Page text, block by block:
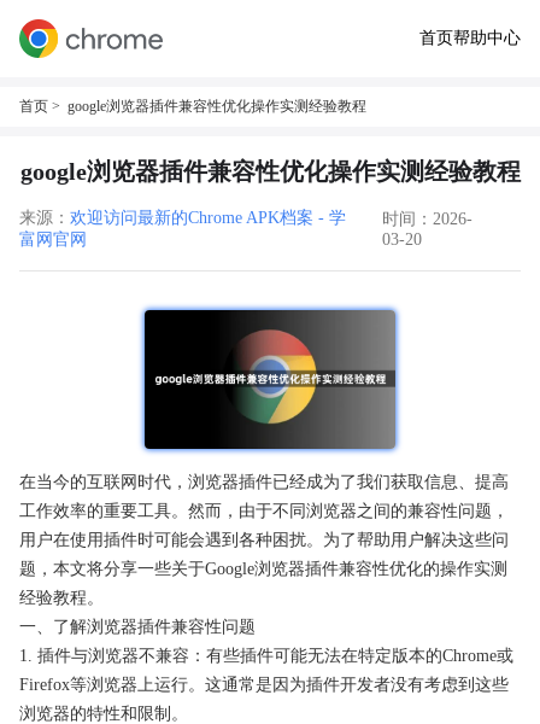
首页帮助中心
首页 > google浏览器插件兼容性优化操作实测经验教程
google浏览器插件兼容性优化操作实测经验教程
来源： 欢迎访问最新的Chrome APK档案 - 学
富网官网
时间：2026-
03-20
在当今的互联网时代，浏览器插件已经成为了我们获取信息、提高
工作效率的重要工具。然而，由于不同浏览器之间的兼容性问题，
用户在使用插件时可能会遇到各种困扰。为了帮助用户解决这些问
题，本文将分享一些关于Google浏览器插件兼容性优化的操作实测
经验教程。
一、了解浏览器插件兼容性问题
1. 插件与浏览器不兼容：有些插件可能无法在特定版本的Chrome或
Firefox等浏览器上运行。这通常是因为插件开发者没有考虑到这些
浏览器的特性和限制。